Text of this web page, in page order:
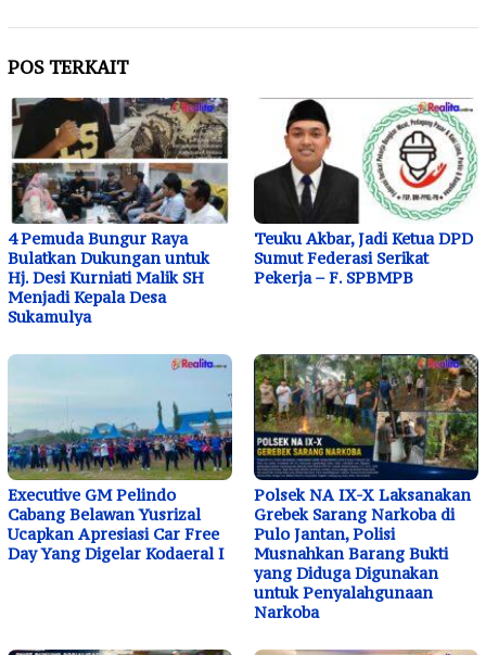
POS TERKAIT
4 Pemuda Bungur Raya
Bulatkan Dukungan untuk
Hj. Desi Kurniati Malik SH
Menjadi Kepala Desa
Sukamulya
Teuku Akbar, Jadi Ketua DPD
Sumut Federasi Serikat
Pekerja – F. SPBMPB
Executive GM Pelindo
Cabang Belawan Yusrizal
Ucapkan Apresiasi Car Free
Day Yang Digelar Kodaeral I
Polsek NA IX-X Laksanakan
Grebek Sarang Narkoba di
Pulo Jantan, Polisi
Musnahkan Barang Bukti
yang Diduga Digunakan
untuk Penyalahgunaan
Narkoba